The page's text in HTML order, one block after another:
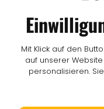
Mit Klick auf den
auf unserer
personalisieren.